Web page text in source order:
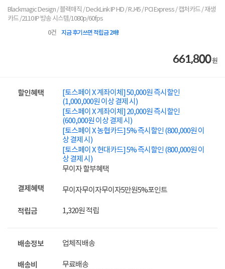
Blackmagic Design / 블랙매직 / DeckLink IP HD / RJ45 / PCI Express / 캡처카드 / 재생
카드 /2110 IP 방송 시스템/1080p/60fps
0건 지금 후기쓰면 적립금 2배!
661,800원
할인혜택
[토스페이 X 계좌이체] 50,000원 즉시할인
(1,000,000원 이상 결제 시)
[토스페이 X 계좌이체] 20,000원 즉시할인
(600,000원 이상 결제 시)
[토스페이 X 농협카드] 5% 즉시할인 (800,000원 이
상 결제 시)
[토스페이 X 현대카드] 5% 즉시할인 (800,000원 이
상 결제 시)
무이자 할부혜택
결제혜택 무이자무이자무이자5만원5%포인트
적립금 1,320원 적립
배송정보 업체직배송
배송비
무료배송